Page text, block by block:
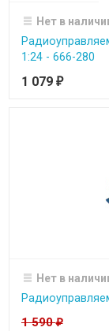
Нет в
1:24 - 666-280
1 079 ₽
Нет в
1 590₽